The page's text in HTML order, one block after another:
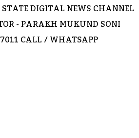
DIGITAL NEWS CHANNEL
- PARAKH MUKUND SONI
CALL / WHATSAPP